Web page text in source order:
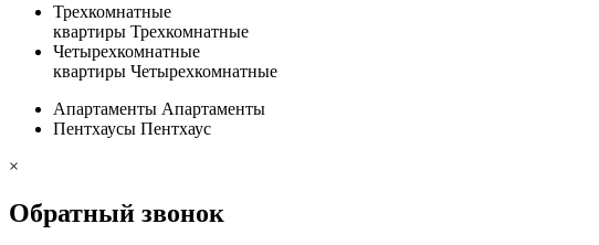
Трехкомнатные
квартиры Трехкомнатные
Четырехкомнатные
квартиры Четырехкомнатные
Апартаменты Апартаменты
Пентхаусы Пентхаус
×
Обратный звонок